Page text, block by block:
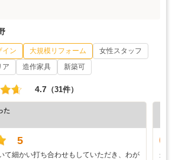
イン 大規模リフォーム
女性スタッフ
ア 造作家具 新築可
4.7 （31件）
た
5
て細かい打ち合わせもしていただき、わが
当